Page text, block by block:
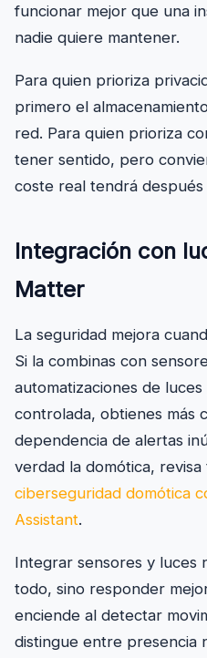
funcionar mejor que una
nadie quiere mantener.
Para quien prioriza
primero el
red. Para quien prioriza
tener sentido, pero
coste real tendrá después
Integración con
Matter
La seguridad mejora
Si la combinas con
automatizaciones de
controlada, obtienes más
dependencia de alertas
verdad la domótica,
ciberseguridad domótica
Assistant.
Integrar sensores y luces
todo, sino responder
enciende al detectar
distingue entre presencia